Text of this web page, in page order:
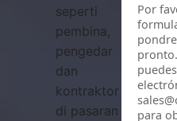
seperti
pembina,
pengedar
dan
kontraktor
di pasaran